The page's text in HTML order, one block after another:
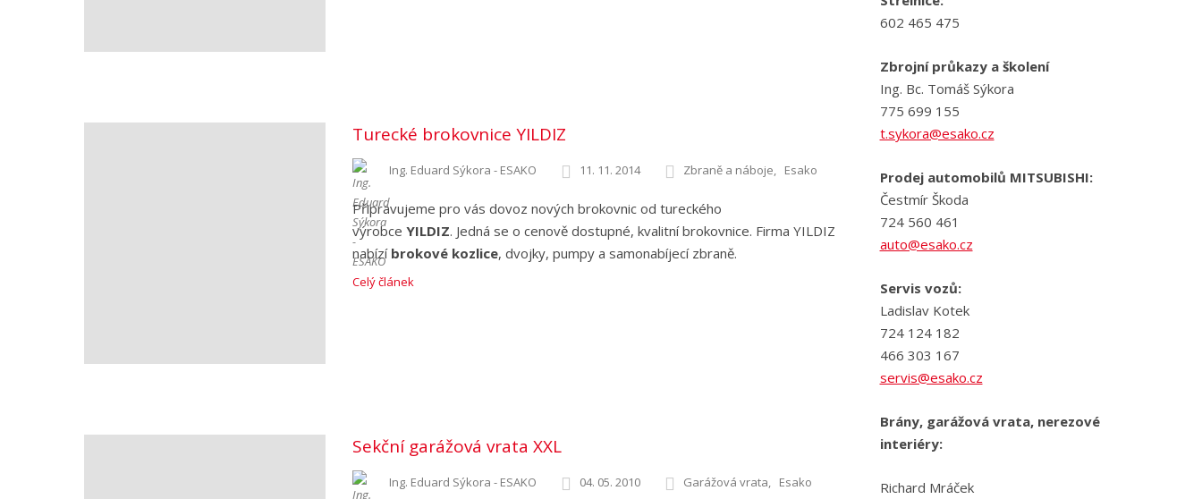
Turecké brokovnice YILDIZ
Ing. Eduard Sýkora - ESAKO 11. 11. 2014 Zbraně a náboje Esako
Připravujeme pro vás dovoz nových brokovnic od tureckého
výrobce YILDIZ. Jedná se o cenově dostupné, kvalitní brokovnice. Firma YILDIZ
nabízí brokové kozlice, dvojky, pumpy a samonabíjecí zbraně.
Celý článek
Sekční garážová vrata XXL
Ing. Eduard Sýkora - ESAKO 04. 05. 2010 Garážová vrata Esako
602 465 475
Zbrojní průkazy a školení
Ing. Bc. Tomáš Sýkora
775 699 155
t.sykora@esako.cz
Prodej automobilů MITSUBISHI:
Čestmír Škoda
724 560 461
auto@esako.cz
Servis vozů:
Ladislav Kotek
724 124 182
466 303 167
servis@esako.cz
Brány, garážová vrata, nerezové
interiéry:
Richard Mráček